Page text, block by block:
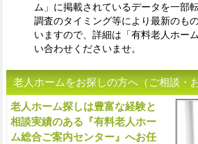
ム」に掲載されているデータを一部
調査のタイミング等により最新のも
いますので、詳細は「有料老人ホー
い合わせくださいませ。
老人ホームをお探しの方へ（ご相談・
老人ホーム探しは豊富な経験と
相談実績のある『有料老人ホー
ム総合ご案内センター』へお任